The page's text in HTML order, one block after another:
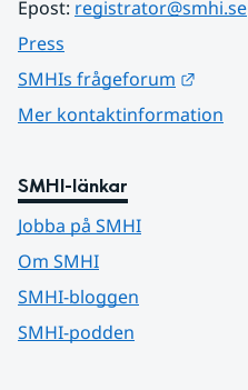
Epost: registrator@smhi.se
Press
SMHIs frågeforum
Mer kontaktinformation
SMHI-länkar
Jobba på SMHI
Om SMHI
SMHI-bloggen
SMHI-podden